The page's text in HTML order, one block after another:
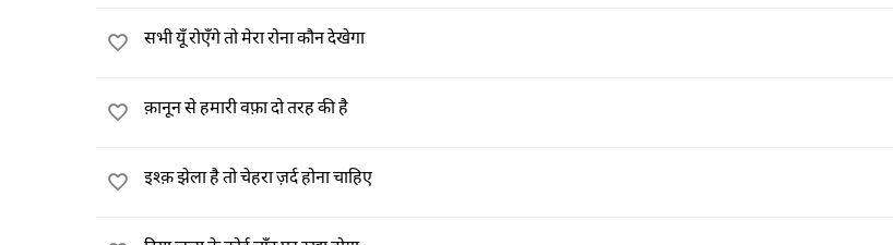
सभी यूँ रोएँगे तो मेरा रोना कौन देखेगा
क़ानून से हमारी वफ़ा दो तरह की है
इश्क़ झेला है तो चेहरा ज़र्द होना चाहिए